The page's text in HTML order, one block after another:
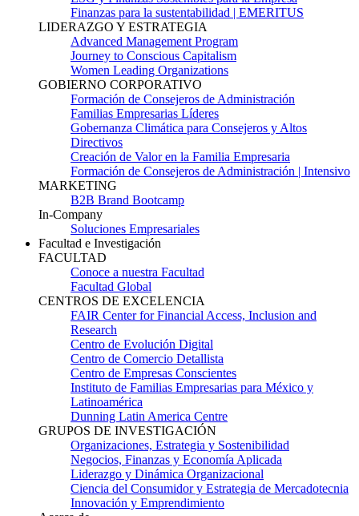
Finanzas para la sustentabilidad | EMERITUS
LIDERAZGO Y ESTRATEGIA
Advanced Management Program
Journey to Conscious Capitalism
Women Leading Organizations
GOBIERNO CORPORATIVO
Formación de Consejeros de Administración
Familias Empresarias Líderes
Gobernanza Climática para Consejeros y Altos
Directivos
Creación de Valor en la Familia Empresaria
Formación de Consejeros de Administración | Intensivo
MARKETING
B2B Brand Bootcamp
In-Company
Soluciones Empresariales
Facultad e Investigación
FACULTAD
Conoce a nuestra Facultad
Facultad Global
CENTROS DE EXCELENCIA
FAIR Center for Financial Access, Inclusion and
Research
Centro de Evolución Digital
Centro de Comercio Detallista
Centro de Empresas Conscientes
Instituto de Familias Empresarias para México y
Latinoamérica
Dunning Latin America Centre
GRUPOS DE INVESTIGACIÓN
Organizaciones, Estrategia y Sostenibilidad
Negocios, Finanzas y Economía Aplicada
Liderazgo y Dinámica Organizacional
Ciencia del Consumidor y Estrategia de Mercadotecnia
Innovación y Emprendimiento